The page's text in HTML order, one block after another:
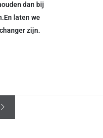
dan bij
laten we
zijn.